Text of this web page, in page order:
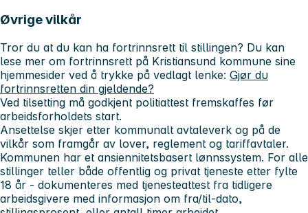
Øvrige vilkår
Tror du at du kan ha fortrinnsrett til stillingen? Du kan
lese mer om fortrinnsrett på Kristiansund kommune sine
hjemmesider ved å trykke på vedlagt lenke: Gjør du
fortrinnsretten din gjeldende?
Ved tilsetting må godkjent politiattest fremskaffes før
arbeidsforholdets start.
Ansettelse skjer etter kommunalt avtaleverk og på de
vilkår som framgår av lover, reglement og tariffavtaler.
Kommunen har et ansiennitetsbasert lønnssystem. For alle
stillinger teller både offentlig og privat tjeneste etter fylte
18 år - dokumenteres med tjenesteattest fra tidligere
arbeidsgivere med informasjon om fra/til-dato,